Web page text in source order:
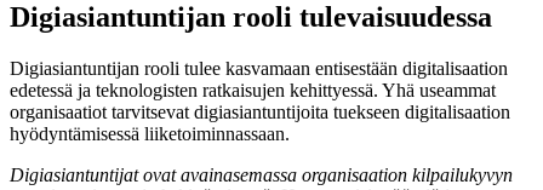
Digiasiantuntijan rooli tulevaisuudessa
Digiasiantuntijan rooli tulee kasvamaan entisestään digitalisaation
edetessä ja teknologisten ratkaisujen kehittyessä. Yhä useammat
organisaatiot tarvitsevat digiasiantuntijoita tuekseen digitalisaation
hyödyntämisessä liiketoiminnassaan.
Digiasiantuntijat ovat avainasemassa organisaation kilpailukyvyn